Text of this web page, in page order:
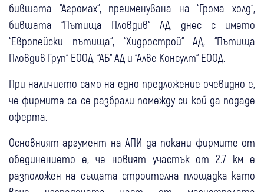
бившата “Агромах“, преименувана на “Грома холд“,
бившата “Пътища Пловдив“ АД, днес с името
“Европейски пътища“, “Хидрострой“ АД, “Пътища
Пловдив Груп“ ЕООД, “АБ“ АД и “Алве Консулт“ ЕООД.
При наличието само на едно предложение очевидно е,
че фирмите са се разбрали помежду си кой да подаде
оферта.
Основният аргумент на АПИ да покани фирмите от
обединението е, че новият участък от 2.7 км е
разположен на същата строителна площадка като